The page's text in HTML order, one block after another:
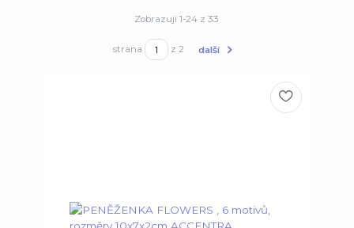
Zobrazuji 1-24 z 33
strana z 2 další